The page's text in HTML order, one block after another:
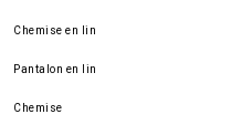
Chemise en lin
Pantalon en lin
Chemise